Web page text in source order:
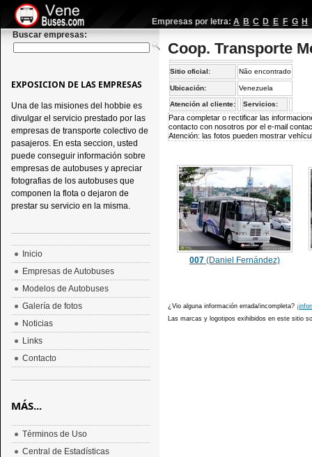
Empresas por letra: A B C D E F G H
Buscar empresas:
Coop. Transporte
Sitio oficial: Não encontrado
Ubicación: Venezuela
Atención al cliente: Servicios:
Para completar o rectificar las
contacto con nosotros por el e-mail
Atención: las fotos pueden mostrar
007(Daniel Fernández)
¿Vio alguna información errada/incompleta?
Las marcas y logotipos exihibidos en este sitio
EXPOSICION DE LAS EMPRESAS
Una de las misiones del hobbie es
divulgar el servicio prestado por las
empresas de transporte colectivo de
pasajeros. En esta seccion, usted
puede conseguir información sobre
empresas de autobuses y apreciar
fotografias de los autobuses que
componen la flota o dejaron de
prestar su servicio en la misma.
Inicio
Empresas de Autobuses
Modelos de Autobuses
Galería de fotos
Noticias
Links
Contacto
MÁS...
Términos de Uso
Central de Estadísticas